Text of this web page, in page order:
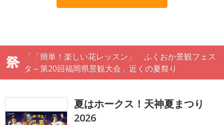
「「簡単！楽しい花レッスン」 ふくおか景観フェス
タ～第20回福岡県景観大会」近くの夏祭り
夏はホークス！天神夏まつり
2026